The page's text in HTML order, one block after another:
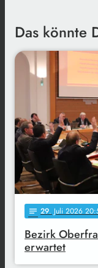
Das könnte
notes 29. Juli 2026
Bezirk
erwartet